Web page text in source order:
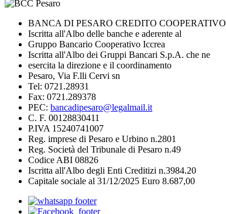
BANCA DI PESARO CREDITO COOPERATIVO
Iscritta all'Albo delle banche e aderente al
Gruppo Bancario Cooperativo Iccrea
Iscritta all'Albo dei Gruppi Bancari S.p.A. che ne
esercita la direzione e il coordinamento
Pesaro, Via F.lli Cervi sn
Tel: 0721.28931
Fax: 0721.289378
PEC: bancadipesaro@legalmail.it
C. F. 00128830411
P.IVA 15240741007
Reg. imprese di Pesaro e Urbino n.2801
Reg. Società del Tribunale di Pesaro n.49
Codice ABI 08826
Iscritta all'Albo degli Enti Creditizi n.3984.20
Capitale sociale al 31/12/2025 Euro 8.687,00